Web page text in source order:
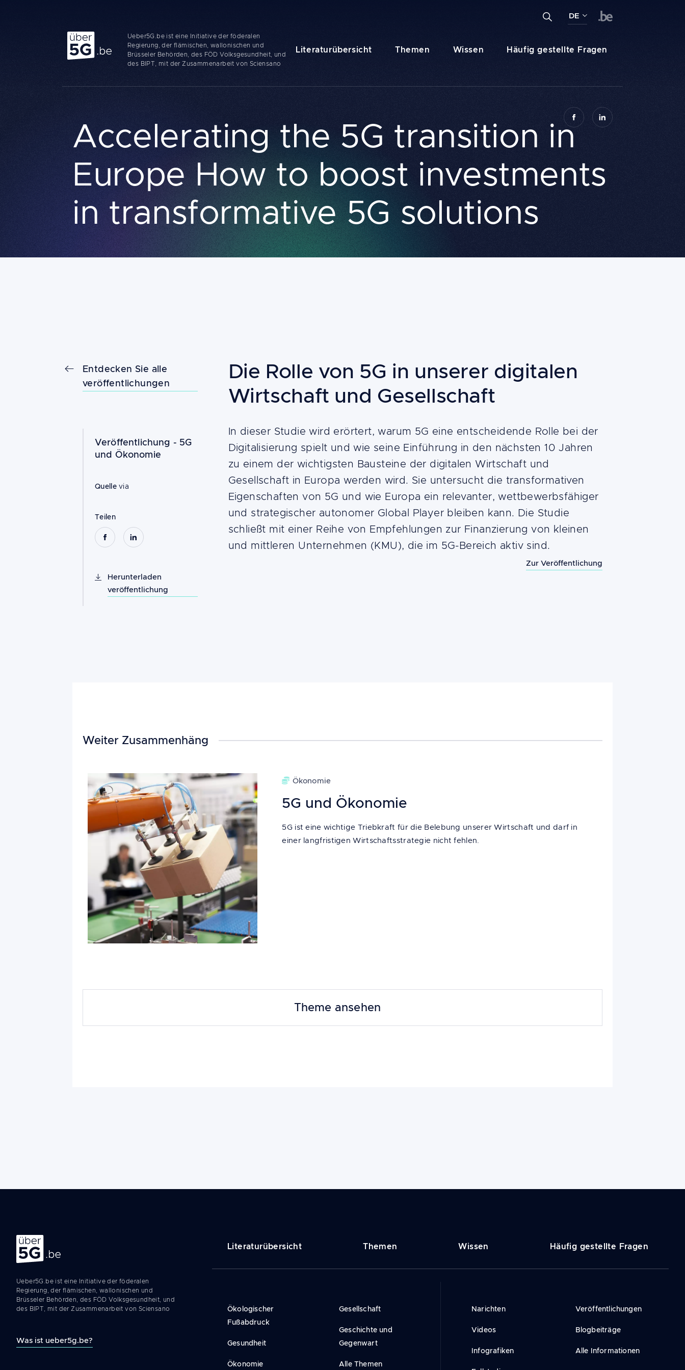
Ueber 5G
Ueber5G.be ist eine Initiative der föderalen
Regierung, der flämischen, wallonischen und
Brüsseler Behörden, des FÖD Volksgesundheit, und
des BIPT, mit der Zusammenarbeit von Sciensano
Navigation
Literaturübersicht Themen Wissen Häufig gestellte Fragen
Einen Suchbegriff eingeben ...
Suche DE
NL
Accelerating the 5G transition in
Europe How to boost investments
in transformative 5G solutions
Entdecken Sie alle
veröffentlichungen
Veröffentlichung - 5G
und Ökonomie
Quellevia
Teilen
Herunterladen
veröffentlichung
Building
blocks
Die Rolle von 5G in unserer digitalen
Wirtschaft und Gesellschaft
Content
In dieser Studie wird erörtert, warum 5G eine entscheidende Rolle bei der
Digitalisierung spielt und wie seine Einführung in den nächsten 10 Jahren
zu einem der wichtigsten Bausteine der digitalen Wirtschaft und
Gesellschaft in Europa werden wird. Sie untersucht die transformativen
Eigenschaften von 5G und wie Europa ein relevanter, wettbewerbsfähiger
und strategischer autonomer Global Player bleiben kann. Die Studie
schließt mit einer Reihe von Empfehlungen zur Finanzierung von kleinen
und mittleren Unternehmen (KMU), die im 5G-Bereich aktiv sind.
Zur Veröffentlichung
Weiter Zusammenhäng
Ökonomie
5G und Ökonomie
5G ist eine wichtige Triebkraft für die Belebung unserer Wirtschaft und darf in
einer langfristigen Wirtschaftsstrategie nicht fehlen.
Theme ansehen
Über 5G
Ueber5G.be ist eine Initiative der föderalen
Regierung, der flämischen, wallonischen und
Brüsseler Behörden, des FÖD Volksgesundheit, und
des BIPT, mit der Zusammenarbeit von Sciensano
Was ist ueber5g.be?
Navigation
Literaturübersicht Themen Wissen Häufig gestellte Fragen
Ökologischer
Fußabdruck
Gesundheit
Ökonomie
Gesellschaft
Geschichte und
Gegenwart
Alle Themen
Narichten
Videos
Infografiken
Veröffentlichungen
Blogbeiträge
Alle Informationen